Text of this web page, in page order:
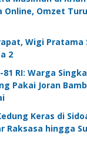
Online, Omzet
Wigi Pratama
2
RI: Warga
Pakai Joran
Keras di
Raksasa hingga